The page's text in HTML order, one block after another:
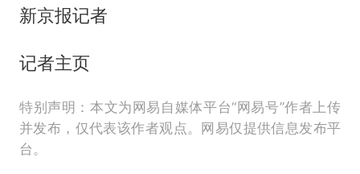
新京报记者
记者主页
特别声明：本文为网易自媒体平台“网易号”作者上传
并发布，仅代表该作者观点。网易仅提供信息发布平
台。